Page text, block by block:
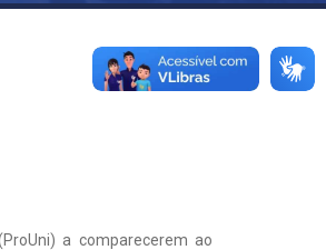
a comparecerem ao